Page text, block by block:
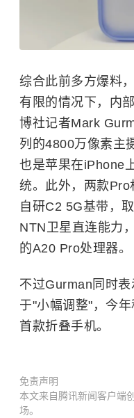
综合此前多方爆料
有限的情况下，内
博社记者Mark
列的4800万像素主
也是苹果在iPhone
统。此外，两款
自研C2 5G基带，
NTN卫星直连能力
的A20 Pro处理器。
不过Gurman同时
于"小幅调整"，今
首款折叠手机。
免责声明
本文来自腾讯新闻客户端
场。